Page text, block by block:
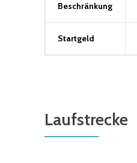
Beschränkung
Startgeld
Laufstrecke